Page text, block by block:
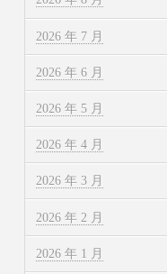
2026 年 7 月
2026 年 6 月
2026 年 5 月
2026 年 4 月
2026 年 3 月
2026 年 2 月
2026 年 1 月